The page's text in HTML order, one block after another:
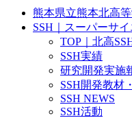
熊本県立熊本北高
SSH｜スーパーサ
TOP｜北高
SSH実績
研究開発実施
SSH開発教材
SSH NEWS
SSH活動